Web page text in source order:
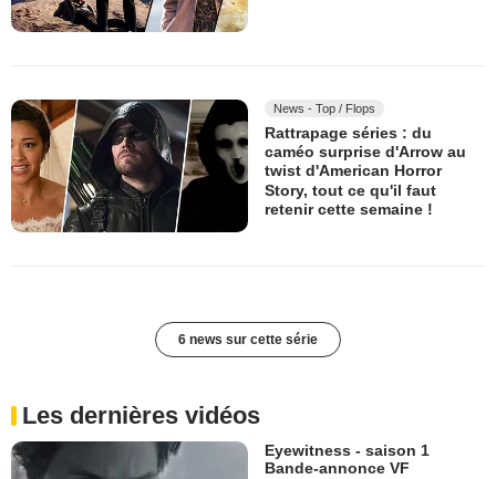
News - Top / Flops
Rattrapage séries : du
caméo surprise d'Arrow au
twist d'American Horror
Story, tout ce qu'il faut
retenir cette semaine !
6 news sur cette série
Les dernières vidéos
Eyewitness - saison 1
Bande-annonce VF